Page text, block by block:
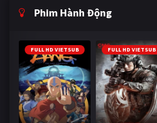
Phim Hành Động
FULL HD VIETSUB FULL HD VIETSUB